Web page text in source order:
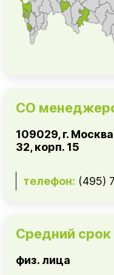
СО
109029, г.
32, корп. 15
телефон: (495)
Средний
физ. лица